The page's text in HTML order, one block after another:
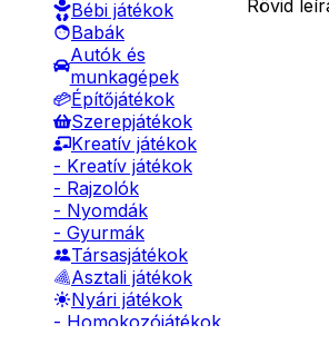
Bébi játékok
Babák
Autók és
munkagépek
Építőjátékok
Szerepjátékok
Kreatív játékok
- Kreatív játékok
- Rajzolók
- Nyomdák
- Gyurmák
Társasjátékok
Asztali játékok
Nyári játékok
- Homokozójátékok
Rövid